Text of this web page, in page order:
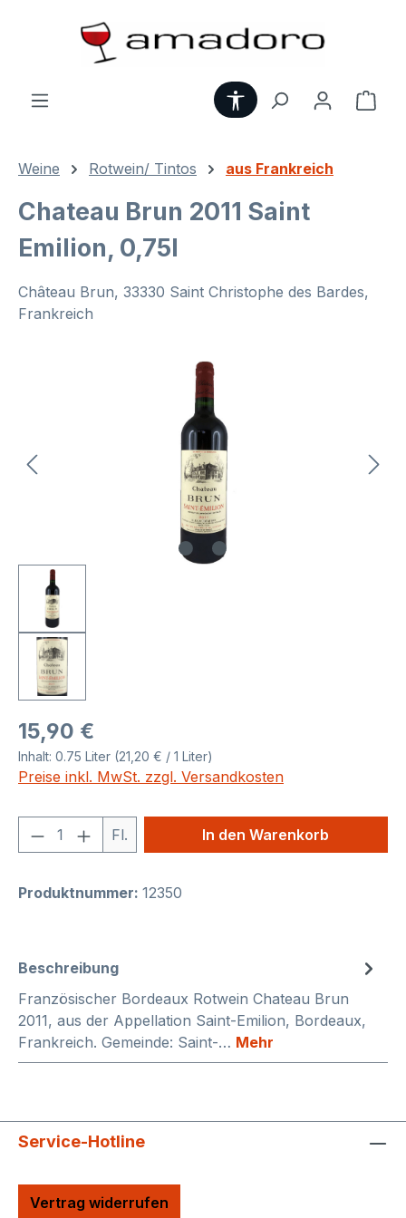
Zum Hauptinhalt springen
Werkzeugleiste
Weine Rotwein/ Tintos aus Frankreich
Chateau Brun 2011 Saint
Emilion, 0,75l
Château Brun, 33330 Saint Christophe des Bardes,
Frankreich
Bildergalerie überspringen
Regulärer Preis:
15,90 €
Inhalt: 0.75 Liter (21,20 € / 1 Liter)
Preise inkl. MwSt. zzgl. Versandkosten
Produkt Anzahl: Gib den
Fl. In den Warenkorb
Produktnummer: 12350
Beschreibung
Französischer Bordeaux Rotwein Chateau Brun
2011, aus der Appellation Saint-Emilion, Bordeaux,
Frankreich. Gemeinde: Saint-… Mehr
Service-Hotline
Vertrag widerrufen